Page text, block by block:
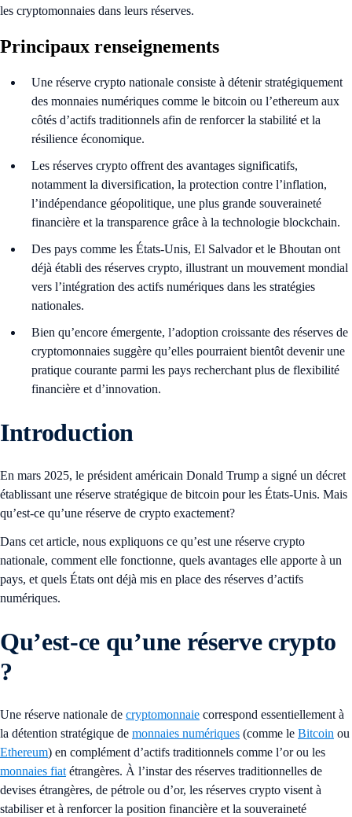
les cryptomonnaies dans leurs réserves.
Principaux renseignements
Une réserve crypto nationale consiste à détenir stratégiquement
des monnaies numériques comme le bitcoin ou l’ethereum aux
côtés d’actifs traditionnels afin de renforcer la stabilité et la
résilience économique.
Les réserves crypto offrent des avantages significatifs,
notamment la diversification, la protection contre l’inflation,
l’indépendance géopolitique, une plus grande souveraineté
financière et la transparence grâce à la technologie blockchain.
Des pays comme les États-Unis, El Salvador et le Bhoutan ont
déjà établi des réserves crypto, illustrant un mouvement mondial
vers l’intégration des actifs numériques dans les stratégies
nationales.
Bien qu’encore émergente, l’adoption croissante des réserves de
cryptomonnaies suggère qu’elles pourraient bientôt devenir une
pratique courante parmi les pays recherchant plus de flexibilité
financière et d’innovation.
Introduction
En mars 2025, le président américain Donald Trump a signé un décret
établissant une réserve stratégique de bitcoin pour les États-Unis. Mais
qu’est-ce qu’une réserve de crypto exactement?
Dans cet article, nous expliquons ce qu’est une réserve crypto
nationale, comment elle fonctionne, quels avantages elle apporte à un
pays, et quels États ont déjà mis en place des réserves d’actifs
numériques.
Qu’est-ce qu’une réserve crypto
?
Une réserve nationale de cryptomonnaie correspond essentiellement à
la détention stratégique de monnaies numériques (comme le Bitcoin ou
Ethereum) en complément d’actifs traditionnels comme l’or ou les
monnaies fiat étrangères. À l’instar des réserves traditionnelles de
devises étrangères, de pétrole ou d’or, les réserves crypto visent à
stabiliser et à renforcer la position financière et la souveraineté